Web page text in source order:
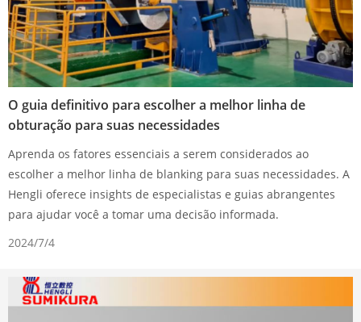
O guia definitivo para escolher a melhor linha de
obturação para suas necessidades
Aprenda os fatores essenciais a serem considerados ao
escolher a melhor linha de blanking para suas necessidades. A
Hengli oferece insights de especialistas e guias abrangentes
para ajudar você a tomar uma decisão informada.
2024/7/4